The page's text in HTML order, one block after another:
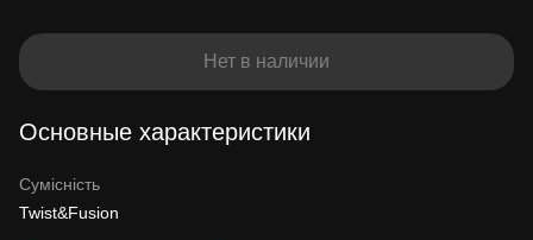
Нет в наличии
Основные характеристики
Сумісність
Twist&Fusion